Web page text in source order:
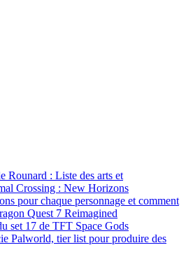
Rounard : Liste des arts et
Crossing : New Horizons
pour chaque personnage et comment
Quest 7 Reimagined
set 17 de TFT Space Gods
Palworld, tier list pour produire des